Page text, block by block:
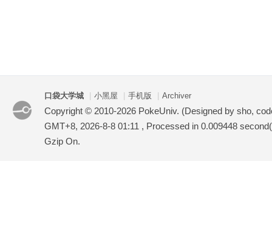
口袋大学城 小黑屋 手机版 Archiver
Copyright © 2010-2026 PokeUniv. (Designed by sho,
GMT+8, 2026-8-8 01:11 , Processed in 0.009448
Gzip On.